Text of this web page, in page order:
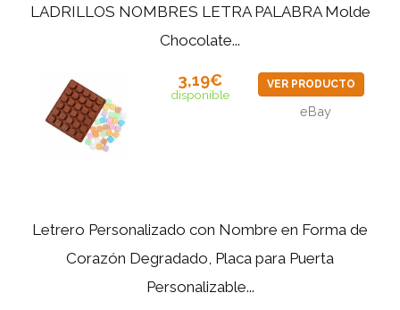
LADRILLOS NOMBRES LETRA PALABRA Molde
Chocolate...
3,19€
disponible
VER PRODUCTO
eBay
Letrero Personalizado con Nombre en Forma de
Corazón Degradado, Placa para Puerta
Personalizable...